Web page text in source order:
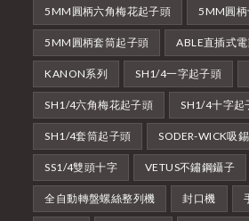
5MM圓柄六角梅花起子頭 5MM圓
5MM圓柄套筒起子頭 ABLE直插式
KANON系列 SH1/4一字起子頭
SH1/4六角梅花起子頭 SH1/4十字起
SH1/4套筒起子頭 SODER-WICK吸
SS1/4雙頭十字 VETUS不鏽鋼鑷子
全自動轉盤螺絲整列機 封口機